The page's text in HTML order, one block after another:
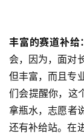
丰富的赛道补给：
会，因为，面对
但丰富，而且专
们会提醒你，这
拿瓶水，志愿者
还有补给站。在